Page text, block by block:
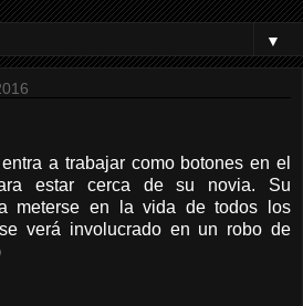
▼
a trabajar como botones en el
estar cerca de su novia. Su
meterse en la vida de todos los
verá involucrado en un robo de